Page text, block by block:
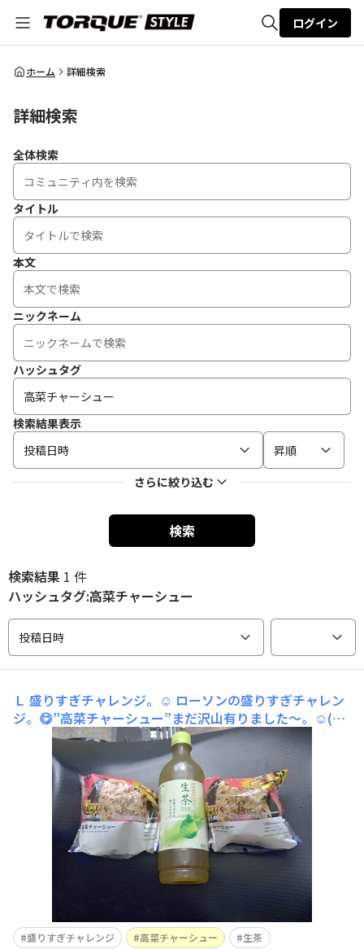
全体検索
ログイン
ホーム 詳細検索
詳細検索
全体検索
タイトル
本文
ニックネーム
ハッシュタグ
検索結果表示
投稿日時
昇順
さらに絞り込む
検索
検索結果 1 件
ハッシュタグ:高菜チャーシュー
投稿日時
Ｌ 盛りすぎチャレンジ。☺️ ローソンの盛りすぎチャレン
ジ。😋”高菜チャーシュー”まだ沢山有りました〜。☺️(人
気ないのかな〜。🤔)後、クーポン使って”生茶”もゲッ
ト。クーポン沢山あって助かるんですが、多過ぎて使い切
れてない気が。。。😂
盛りすぎチャレンジ 高菜チャーシュー
生茶